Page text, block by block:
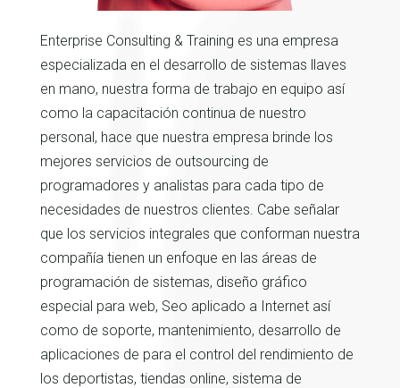
Enterprise Consulting & Training es una empresa
especializada en el desarrollo de sistemas llaves
en mano, nuestra forma de trabajo en equipo así
como la capacitación continua de nuestro
personal, hace que nuestra empresa brinde los
mejores servicios de outsourcing de
programadores y analistas para cada tipo de
necesidades de nuestros clientes. Cabe señalar
que los servicios integrales que conforman nuestra
compañía tienen un enfoque en las áreas de
programación de sistemas, diseño gráfico
especial para web, Seo aplicado a Internet así
como de soporte, mantenimiento, desarrollo de
aplicaciones de para el control del rendimiento de
los deportistas, tiendas online, sistema de